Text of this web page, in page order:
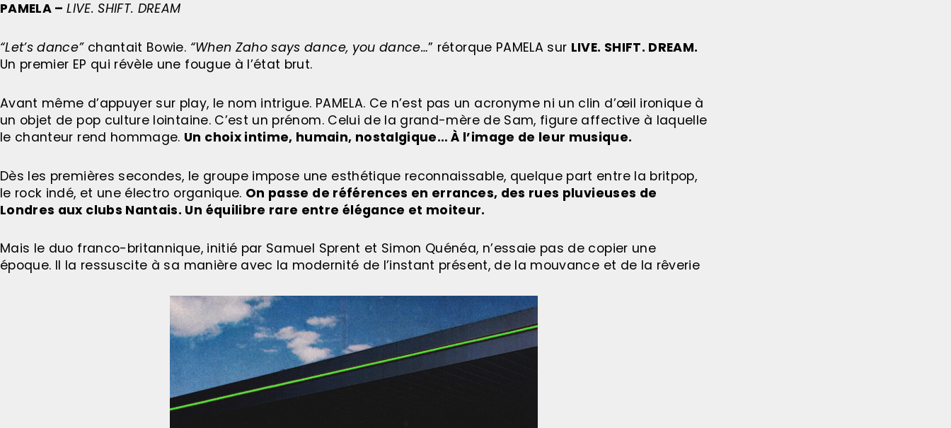
PAMELA –LIVE. SHIFT. DREAM
“Let’s dance” chantait Bowie. “When Zaho says dance, you dance…” rétorque PAMELA sur LIVE. SHIFT. DREAM.
Un premier EP qui révèle une fougue à l’état brut.
Avant même d’appuyer sur play, le nom intrigue. PAMELA. Ce n’est pas un acronyme ni un clin d’œil ironique à
un objet de pop culture lointaine. C’est un prénom. Celui de la grand-mère de Sam, figure affective à laquelle
le chanteur rend hommage. Un choix intime, humain, nostalgique… À l’image de leur musique.
Dès les premières secondes, le groupe impose une esthétique reconnaissable, quelque part entre la britpop,
le rock indé, et une électro organique. On passe de références en errances, des rues pluvieuses de
Londres aux clubs Nantais. Un équilibre rare entre élégance et moiteur.
Mais le duo franco-britannique, initié par Samuel Sprent et Simon Quénéa, n’essaie pas de copier une
époque. Il la ressuscite à sa manière avec la modernité de l’instant présent, de la mouvance et de la rêverie